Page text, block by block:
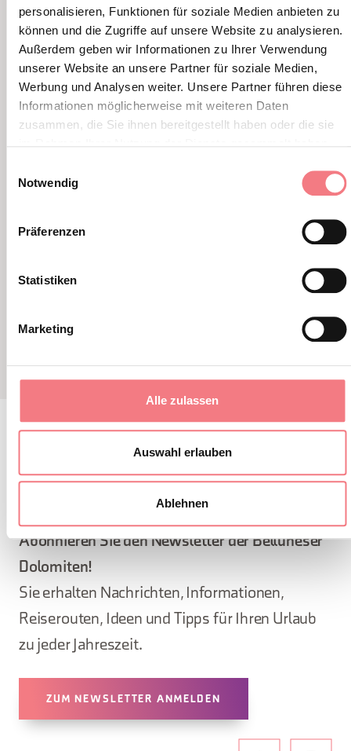
personalisieren, Funktionen für soziale Medien anbieten zu
können und die Zugriffe auf unsere Website zu analysieren.
Außerdem geben wir Informationen zu Ihrer Verwendung
unserer Website an unsere Partner für soziale Medien,
Werbung und Analysen weiter. Unsere Partner führen diese
Informationen möglicherweise mit weiteren Daten
zusammen, die Sie ihnen bereitgestellt haben oder die sie
Notwendig
Präferenzen
Statistiken
Marketing
Alle zulassen
Auswahl erlauben
Ablehnen
Erklimmen Sie den Gipfel der
das Spektakel der Ampezzaner
Der
BLEIBEN SIE IN
Abonnieren Sie den Newsletter der Belluneser
Dolomiten!
Sie erhalten Nachrichten, Informationen,
Reiserouten, Ideen und Tipps für Ihren Urlaub
zu jeder Jahreszeit.
ZUM NEWSLETTER ANMELDEN